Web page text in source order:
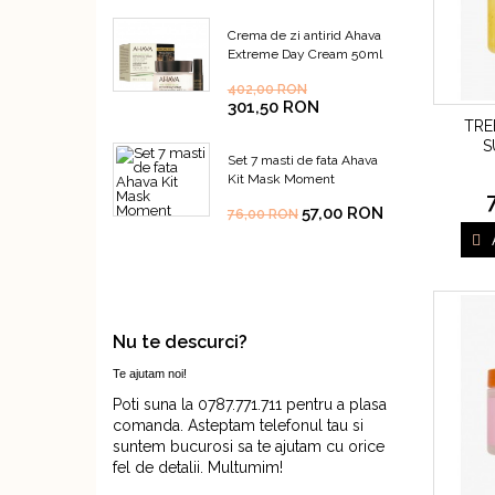
Crema de zi antirid Ahava
Extreme Day Cream 50ml
402,00 RON
301,50 RON
Set 7 masti de fata Ahava
Kit Mask Moment
76,00 RON 57,00 RON
Nu te descurci?
Te ajutam noi!
Poti suna la 0787.771.711 pentru a plasa
comanda. Asteptam telefonul tau si
suntem bucurosi sa te ajutam cu orice
fel de detalii. Multumim!